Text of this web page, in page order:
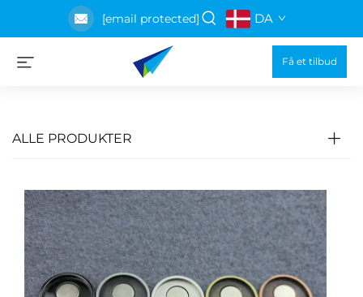
[email protected] DA
Få et tilbud
ALLE PRODUKTER